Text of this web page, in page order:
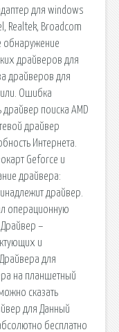
для windows
Realtek, Broadcom
обнаружение
драйверов для
драйверов для
Ошибка
драйвер поиска AMD
драйвер
Интернета.
Geforce и
драйвера:
драйвер.
операционную
–
и
для
на планшетный
сказать
для Данный
бесплатно